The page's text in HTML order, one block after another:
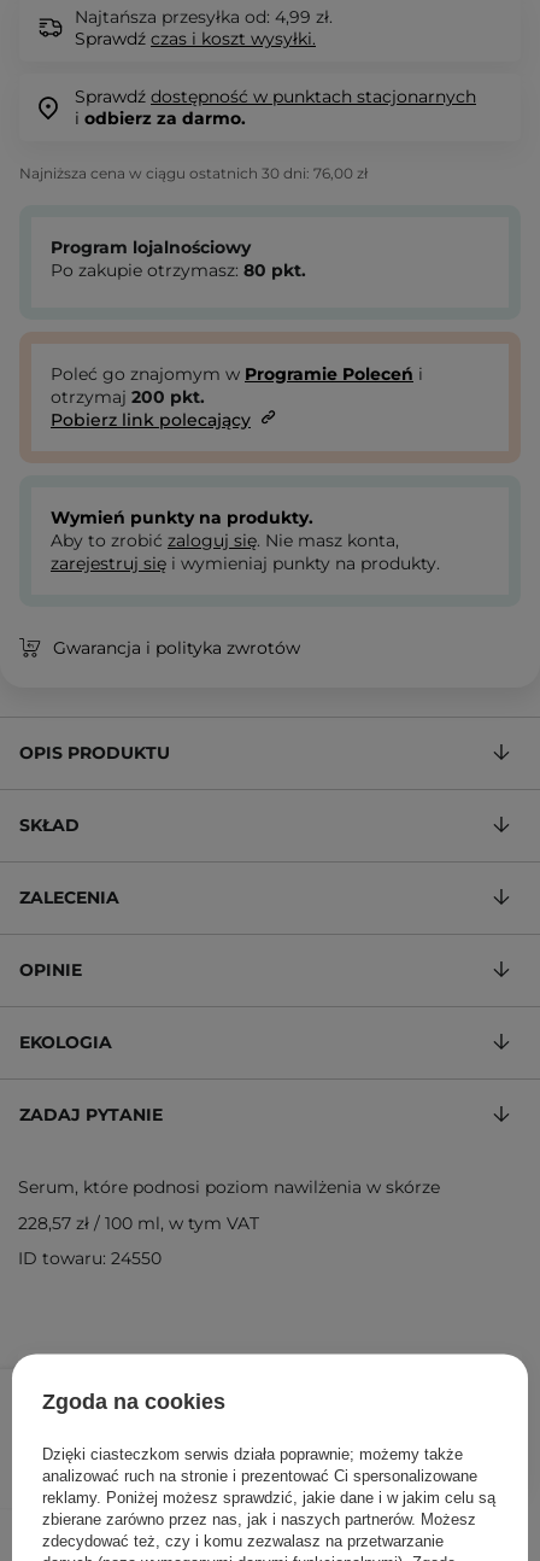
Najtańsza przesyłka od: 4,99 zł.
Sprawdź czas i koszt wysyłki.
Sprawdź dostępność w punktach stacjonarnych
i odbierz za darmo.
Najniższa cena w ciągu ostatnich 30 dni: 76,00 zł
80,00 zł 109,00 zł
DODAJ DO KOSZYKA
Program lojalnościowy
Po zakupie otrzymasz: 80 pkt.
Poleć go znajomym w Programie Poleceń i
otrzymaj 200 pkt.
Pobierz link polecający
Wymień punkty na produkty.
Aby to zrobić zaloguj się. Nie masz konta,
zarejestruj się i wymieniaj punkty na produkty.
Gwarancja i polityka zwrotów
OPIS PRODUKTU
SKŁAD
ZALECENIA
OPINIE
EKOLOGIA
ZADAJ PYTANIE
Serum, które podnosi poziom nawilżenia w skórze
228,57 zł / 100 ml, w tym VAT
ID towaru: 24550
Inni klienci sprawdzali również
Zgoda na cookies
Dzięki ciasteczkom serwis działa poprawnie; możemy także
analizować ruch na stronie i prezentować Ci spersonalizowane
reklamy. Poniżej możesz sprawdzić, jakie dane i w jakim celu są
zbierane zarówno przez nas, jak i naszych partnerów. Możesz
zdecydować też, czy i komu zezwalasz na przetwarzanie